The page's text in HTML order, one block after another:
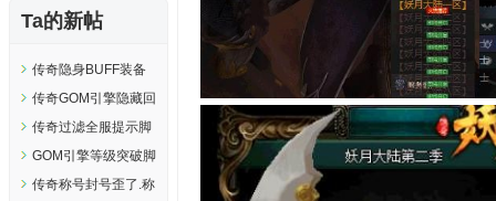
Ta的新帖
传奇隐身BUFF装备
触发脚本
传奇GOM引擎隐藏回
馈五十到一千五完整
脚本..
传奇过滤全服提示脚
本..
GOM引擎等级突破脚
本分阶段.等级突破脚
传奇称号封号歪了.称